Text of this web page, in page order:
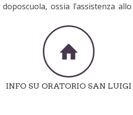
ossia l’assistenza allo
INFO SU ORATORIO SAN LUIGI